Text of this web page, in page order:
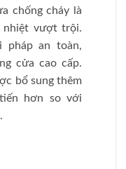
chống cháy là
nhiệt ᴠượt trội.
pháp an toàn,
cửa cao cấp.
bổ sung thêm
hơn so với